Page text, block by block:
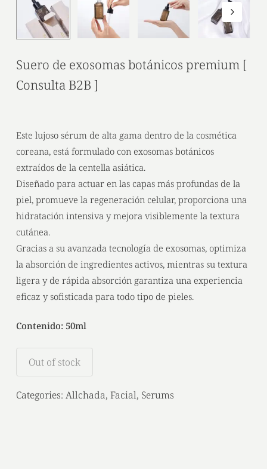
Suero de exosomas botánicos premium [
Consulta B2B ]
Este lujoso sérum de alta gama dentro de la cosmética
coreana, está formulado con exosomas botánicos
extraídos de la centella asiática.
Diseñado para actuar en las capas más profundas de la
piel, promueve la regeneración celular, proporciona una
hidratación intensiva y mejora visiblemente la textura
cutánea.
Gracias a su avanzada tecnología de exosomas, optimiza
la absorción de ingredientes activos, mientras su textura
ligera y de rápida absorción garantiza una experiencia
eficaz y sofisticada para todo tipo de pieles.
Contenido: 50ml
Out of stock
Categories: Allchada, Facial, Serums